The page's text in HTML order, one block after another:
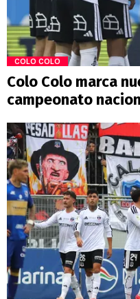
COLO COLO
Colo Colo marca
campeonato